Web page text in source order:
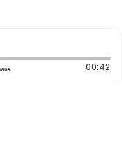
00:42